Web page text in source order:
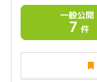
一般公開
7 件